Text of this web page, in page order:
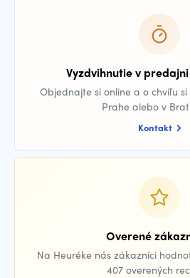
Vyzdvihnutie v
Objednajte si online a o chvíľu
Prahe alebo v
Kontakt
Overené
Na Heuréke nás zákazníci
407 overených